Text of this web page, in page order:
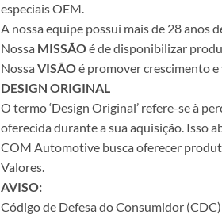
especiais OEM.
A nossa equipe possui mais de 28 anos
Nossa MISSÃOé de disponibilizar
Nossa VISÃOé promover crescimento
DESIGN ORIGINAL
O termo ‘Design Original’ refere-se à
oferecida durante a sua aquisição. Isso
COM Automotive busca oferecer
Valores.
AVISO:
Código de Defesa do Consumidor